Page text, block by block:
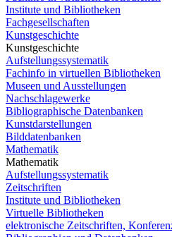
Institute und Bibliotheken
Fachgesellschaften
Kunstgeschichte
Kunstgeschichte
Aufstellungssystematik
Fachinfo in virtuellen Bibliotheken
Museen und Ausstellungen
Nachschlagewerke
Bibliographische Datenbanken
Kunstdarstellungen
Bilddatenbanken
Mathematik
Mathematik
Aufstellungssystematik
Zeitschriften
Institute und Bibliotheken
Virtuelle Bibliotheken
elektronische Zeitschriften,